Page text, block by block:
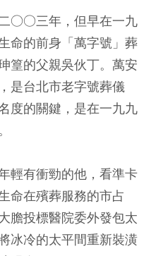
○○三年，但早在一九
命的前身「萬字號」葬
篁的父親吳伙丁。萬安
是台北市老字號葬儀
度的關鍵，是在一九九
輕有衝勁的他，看準卡
命在殯葬服務的市占
膽投標醫院委外發包太
冰冷的太平間重新裝潢